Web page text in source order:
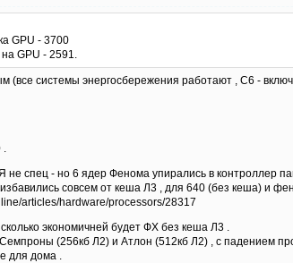
GPU - 3700
GPU - 2591.
(все системы энергосбережения работают , С6 -
.
не спец - но 6 ядер Фенома упирались в контроллер
совсем от кеша Л3 , для 640 (без кеша) и
articles/hardware/processors/28317
экономичней будет ФХ без кеша Л3 .
(256кб Л2) и Атлон (512кб Л2) , с падением
для дома .